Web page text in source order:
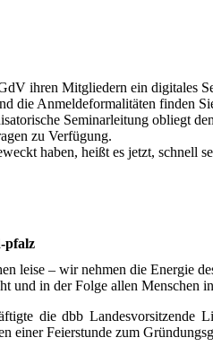
ihren Mitgliedern ein digitales
die Anmeldeformalitäten finden
Seminarleitung obliegt
zu Verfügung.
haben, heißt es jetzt, schnell
pfalz
leise – wir nehmen die Energie
und in der Folge allen Menschen
die dbb Landesvorsitzende
einer Feierstunde zum